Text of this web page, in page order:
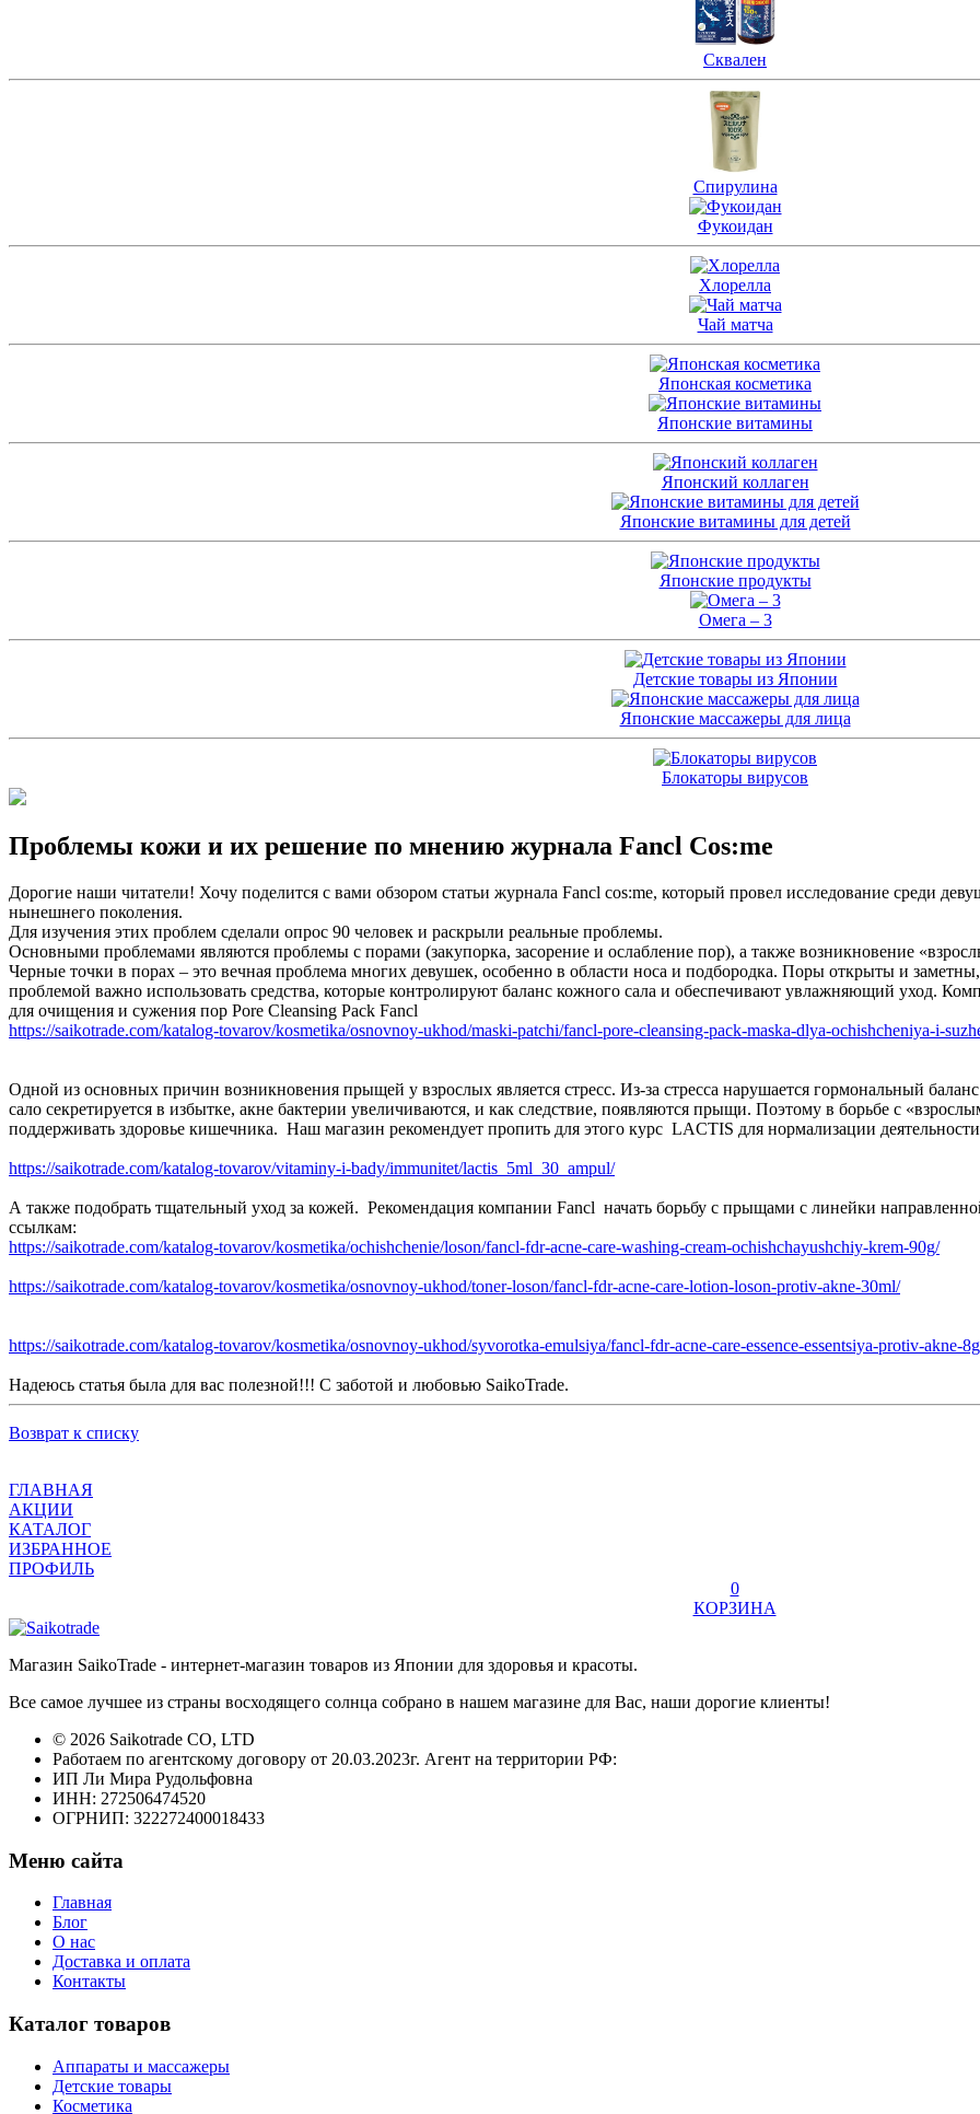
Сквален
Спирулина
Фукоидан
Хлорелла
Чай матча
Японская косметика
Японские витамины
Японский коллаген
Японские витамины для детей
Японские продукты
Омега – 3
Детские товары из Японии
Японские массажеры для лица
Блокаторы вирусов
Проблемы кожи и их решение по мнению журнала Fancl Cos:me
Дорогие наши читатели! Хочу поделится с вами обзором статьи журнала Fancl cos:me, который провел исследование среди
нынешнего поколения.
Для изучения этих проблем сделали опрос 90 человек и раскрыли реальные проблемы.
Основными проблемами являются проблемы с порами (закупорка, засорение и ослабление пор), а также возникновение
Черные точки в порах – это вечная проблема многих девушек, особенно в области носа и подбородка. Поры открыты и
проблемой важно использовать средства, которые контролируют баланс кожного сала и обеспечивают увлажняющий уход.
для очищения и сужения пор Pore Cleansing Pack Fancl
https://saikotrade.com/katalog-tovarov/kosmetika/osnovnoy-ukhod/maski-patchi/fancl-pore-cleansing-pack-maska-dlya-ochishcheniya-i-
Одной из основных причин возникновения прыщей у взрослых является стресс. Из-за стресса нарушается гормональный
сало секретируется в избытке, акне бактерии увеличиваются, и как следствие, появляются прыщи. Поэтому в борьбе с
поддерживать здоровье кишечника. Наш магазин рекомендует пропить для этого курс LACTIS для нормализации
https://saikotrade.com/katalog-tovarov/vitaminy-i-bady/immunitet/lactis_5ml_30_ampul/
А также подобрать тщательный уход за кожей. Рекомендация компании Fancl начать борьбу с прыщами с линейки
ссылкам:
https://saikotrade.com/katalog-tovarov/kosmetika/ochishchenie/loson/fancl-fdr-acne-care-washing-cream-ochishchayushchiy-krem-90g/
https://saikotrade.com/katalog-tovarov/kosmetika/osnovnoy-ukhod/toner-loson/fancl-fdr-acne-care-lotion-loson-protiv-akne-30ml/
https://saikotrade.com/katalog-tovarov/kosmetika/osnovnoy-ukhod/syvorotka-emulsiya/fancl-fdr-acne-care-essence-essentsiya-protiv-akne-
Надеюсь статья была для вас полезной!!! С заботой и любовью SaikoTrade.
Возврат к списку
ГЛАВНАЯ
АКЦИИ
КАТАЛОГ
ИЗБРАННОЕ
ПРОФИЛЬ
0
КОРЗИНА
Магазин SaikoTrade - интернет-магазин товаров из Японии для здоровья и красоты.
Все самое лучшее из страны восходящего солнца собрано в нашем магазине для Вас, наши дорогие клиенты!
© 2026 Saikotrade CO, LTD
Работаем по агентскому договору от 20.03.2023г. Агент на территории РФ:
ИП Ли Мира Рудольфовна
ИНН: 272506474520
ОГРНИП: 322272400018433
Меню сайта
Главная
Блог
О нас
Доставка и оплата
Контакты
Каталог товаров
Аппараты и массажеры
Детские товары
Косметика